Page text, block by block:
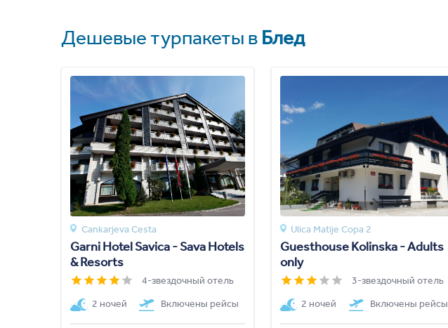
Дешевые турпакеты в Блед
Cankarjeva Cesta
Garni Hotel Savica - Sava Hotels
& Resorts
4-звездочный отель
2 ночей
Включены рейсы
Ulica Matije Copa 2
Guesthouse Kolinska - Adults
only
3-звездочный отель
2 ночей
Включены рейсы